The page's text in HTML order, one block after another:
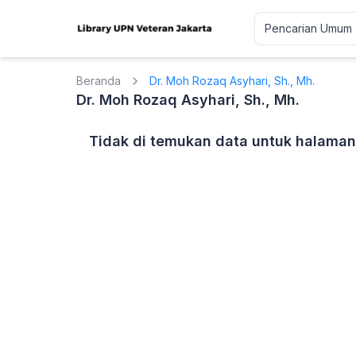
Beranda Dr. Moh Rozaq Asyhari, Sh., Mh.
Dr. Moh Rozaq Asyhari, Sh., Mh.
Tidak di temukan data untuk